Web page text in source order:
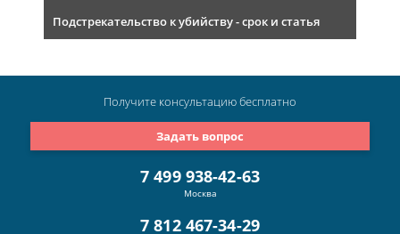
Подстрекательство к убийству - срок и статья
7 499 938-42-63
Москва
7 812 467-34-29
Задать вопрос
Получите консультациюбесплатно